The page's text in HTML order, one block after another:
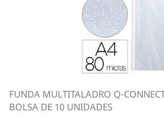
FUNDA MULTITALADRO Q-
BOLSA DE 10 UNIDADES